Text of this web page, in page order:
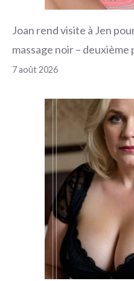
Joan rend visite à Jen
massage noir – deuxième
7 août 2026